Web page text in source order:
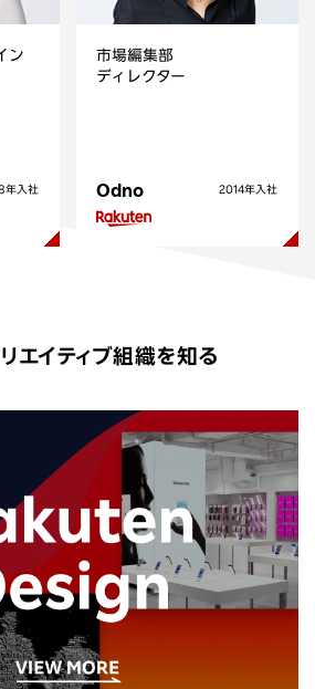
ン
年入社
市場編集部
ディレクター
Odno 2014年入社
エイティブ組織を知る